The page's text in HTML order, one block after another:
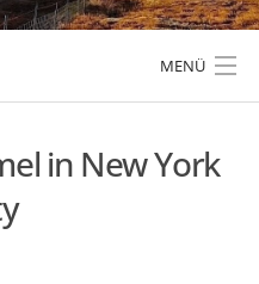
MENÜ
in New York